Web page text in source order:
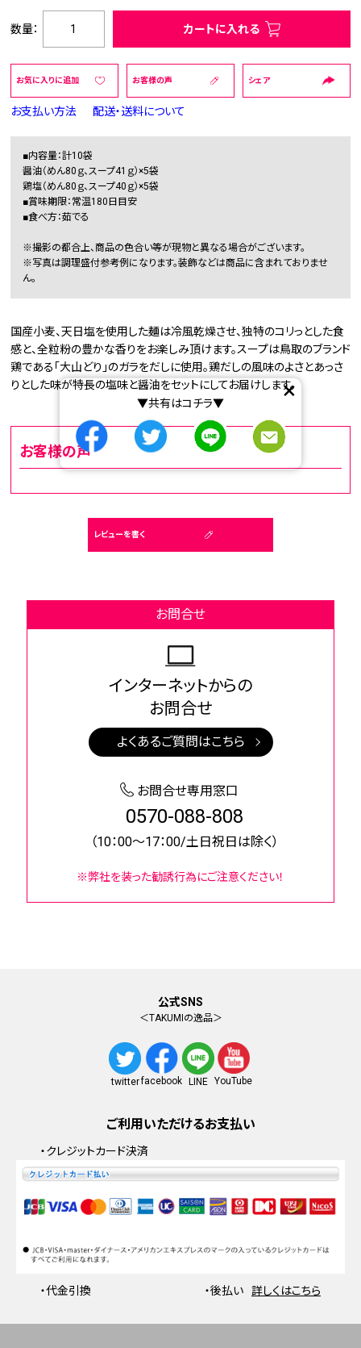
数量： カートに入れる
お気に入りに追加 お客様の声 シェア
×
▼共有はコチラ▼
お支払い方法 配送・送料について
■内容量：計10袋
醤油（めん80ｇ、スープ41ｇ）×5袋
鶏塩（めん80ｇ、スープ40ｇ）×5袋
■賞味期限：常温180日目安
■食べ方：茹でる
※撮影の都合上、商品の色合い等が現物と異なる場合がございます。
※写真は調理盛付参考例になります。装飾などは商品に含まれておりませ
ん。
国産小麦、天日塩を使用した麺は冷風乾燥させ、独特のコリっとした食
感と、全粒粉の豊かな香りをお楽しみ頂けます。スープは鳥取のブランド
鶏である「大山どり」のガラをだしに使用。鶏だしの風味のよさとあっさ
りとした味が特長の塩味と醤油をセットにしてお届けします。
お客様の声
レビューを書く
お問合せ
インターネットからの
お問合せ
よくあるご質問はこちら
お問合せ専用窓口
0570-088-808
（10：00～17：00/土日祝日は除く）
※弊社を装った勧誘行為にご注意ください！
公式SNS
＜TAKUMIの逸品＞
twitterfacebook LINE YouTube
ご利用いただけるお支払い
・クレジットカード決済
・代金引換 ・後払い 詳しくはこちら